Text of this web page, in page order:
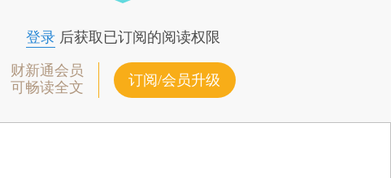
登录后获取已订阅的阅读权限
财新通会员
可畅读全文
订阅/会员升级